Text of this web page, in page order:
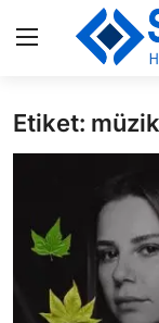
Giriş
HAKKIMIZDA
KÜNYE
Etiket: müzik